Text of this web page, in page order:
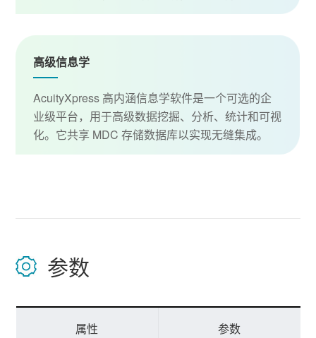
高级信息学
AcuityXpress 高内涵信息学软件是一个可选的企
业级平台，用于高级数据挖掘、分析、统计和可视
化。它共享 MDC 存储数据库以实现无缝集成。
参数
属性 参数